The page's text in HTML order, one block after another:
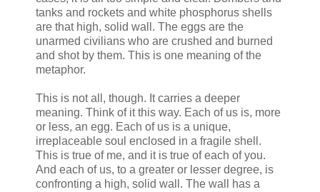
tanks and rockets and white phosphorus shells
are that high, solid wall. The eggs are the
unarmed civilians who are crushed and burned
and shot by them. This is one meaning of the
metaphor.
This is not all, though. It carries a deeper
meaning. Think of it this way. Each of us is, more
or less, an egg. Each of us is a unique,
irreplaceable soul enclosed in a fragile shell.
This is true of me, and it is true of each of you.
And each of us, to a greater or lesser degree, is
confronting a high, solid wall. The wall has a